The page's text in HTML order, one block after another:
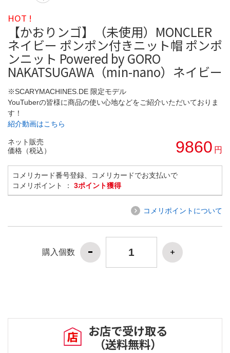
HOT !
【かおりンゴ】（未使用）MONCLER
ネイビー ポンポン付きニット帽 ポンポ
ンニット Powered by GORO
NAKATSUGAWA（min-nano）ネイビー
※SCARYMACHINES.DE 限定モデル
YouTuberの皆様に商品の使い心地などをご紹介いただいておりま
す！
紹介動画はこちら
ネット販売
価格（税込）
9860 円
コメリカード番号登録、コメリカードでお支払いで
コメリポイント ： 3ポイント獲得
コメリポイントについて
購入個数
お店で受け取る
（送料無料）